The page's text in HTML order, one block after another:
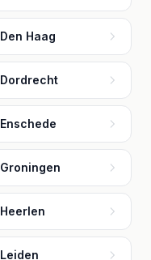
Den Haag
Dordrecht
Enschede
Groningen
Heerlen
Leiden